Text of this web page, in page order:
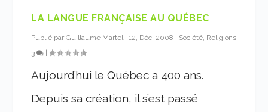
LA LANGUE FRANÇAISE AU QUÉBEC
Publié parGuillaume Martel|12, Déc, 2008 Société, Religions
3
|
Aujourd’hui le Québec a 400 ans.
Depuis sa création, il s’est passé